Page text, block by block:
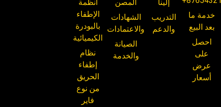
أنظمة
الإطفاء
بالبودرة
الكيميائية
نظام
إطفاء
الحريق
من نوع
فاير
المصن
الشهادات
والاعتمادات
الصيانة
والخدمة
إلينا
التدريب
والدعم
خدمة ما
بعد البيع
احصل
على
عرض
أسعار